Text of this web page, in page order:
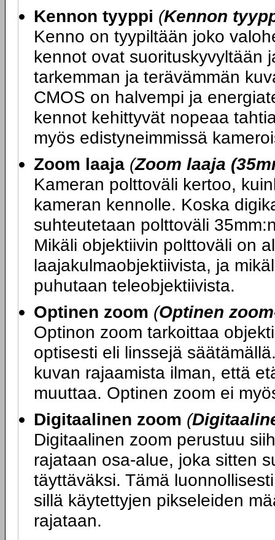
Kennon tyyppi (Kennon
Kenno on tyypiltään joko
kennot ovat suorituskyvyltään
tarkemman ja terävämmän
CMOS on halvempi ja
kennot kehittyvät nopeaa
myös edistyneimmissä
Zoom laaja (Zoom laaja
Kameran polttoväli kertoo,
kameran kennolle. Koska
suhteutetaan polttoväli
Mikäli objektiivin polttoväli on
laajakulmaobjektiivista, ja
puhutaan teleobjektiivista.
Optinen zoom (Optinen
Optinon zoom tarkoittaa
optisesti eli linssejä
kuvan rajaamista ilman, että
muuttaa. Optinen zoom ei
Digitaalinen zoom (
Digitaalinen zoom perustuu
rajataan osa-alue, joka sitten
täyttäväksi. Tämä
sillä käytettyjen pikseleiden
rajataan.